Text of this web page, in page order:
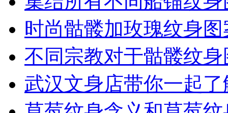
时尚骷髅加玫瑰纹身
不同宗教对于骷髅纹
武汉文身店带你一起